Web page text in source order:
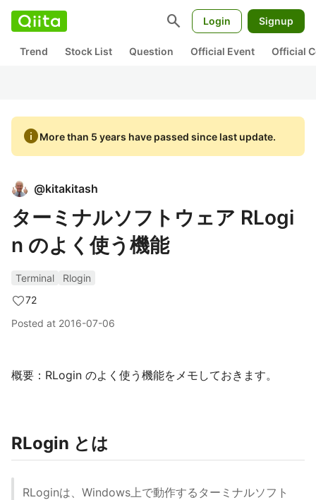
search Login Signup
Trend Stock List Question Official Event Official
infoMore than 5 years have passed since last update.
@kitakitash
ターミナルソフトウェア RLogi
n のよく使う機能
Terminal
Rlogin
72
Posted at 2016-07-06
概要：RLogin のよく使う機能をメモしておきます。
RLogin とは
RLoginは、Windows上で動作するターミナルソフト